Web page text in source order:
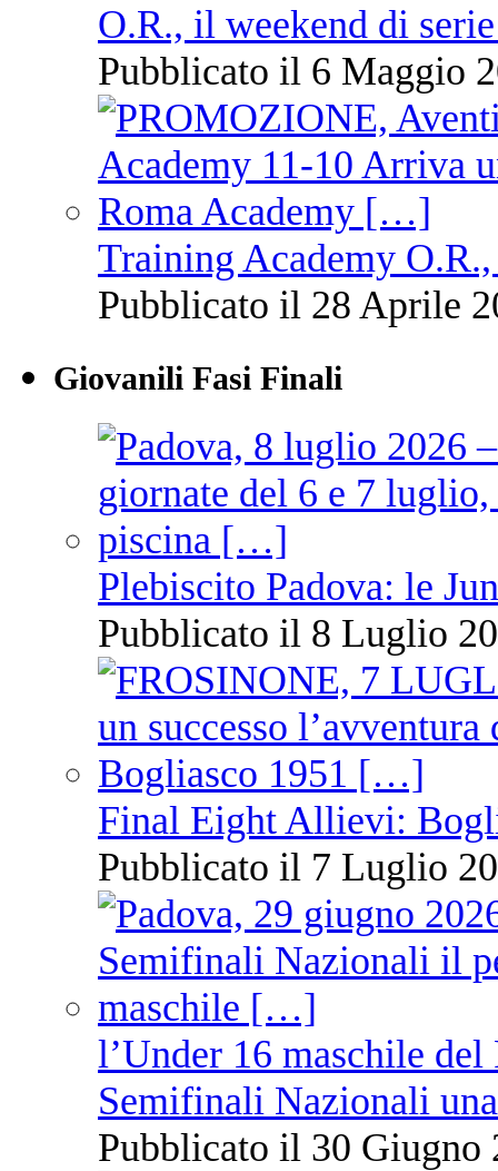
O.R., il weekend di
Pubblicato il 6 Maggio
Training Academy
Pubblicato il 28 Aprile
Giovanili Fasi Finali
Plebiscito Padova: le
Pubblicato il 8 Luglio
Final Eight Allievi:
Pubblicato il 7 Luglio
l’Under 16 maschile
Semifinali Nazionali
Pubblicato il 30 Giugno